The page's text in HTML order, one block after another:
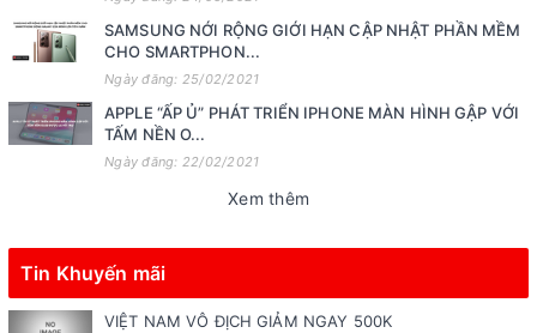
SAMSUNG NỚI RỘNG GIỚI HẠN CẬP NHẬT PHẦN MỀM
CHO SMARTPHON...
Ngày đăng: 25/02/2021
APPLE “ẤP Ủ” PHÁT TRIỂN IPHONE MÀN HÌNH GẬP VỚI
TẤM NỀN O...
Ngày đăng: 22/02/2021
Xem thêm
Tin Khuyến mãi
VIỆT NAM VÔ ĐỊCH GIẢM NGAY 500K